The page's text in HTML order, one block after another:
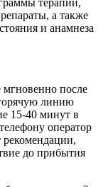
терапии,
а также
и анамнеза
мгновенно после
линию
15-40 минут в
оператор
рекомендации,
до прибытия